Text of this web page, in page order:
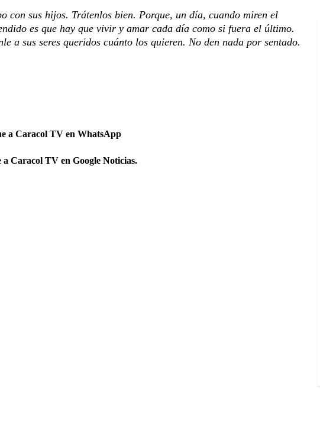
con sus hijos. Trátenlos bien. Porque, un día, cuando miren el
es que hay que vivir y amar cada día como si fuera el último.
a sus seres queridos cuánto los quieren. No den nada por sentado.
a Caracol TV en WhatsApp
a Caracol TV en Google Noticias.